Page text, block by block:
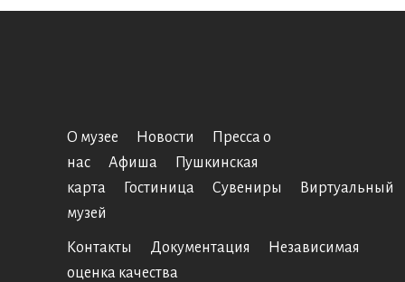
О музее Новости
Пресса о
нас
Афиша
Пушкинская
карта
Гостиница Сувениры
Виртуальный
музей
Контакты Документация
Независимая
оценка качества